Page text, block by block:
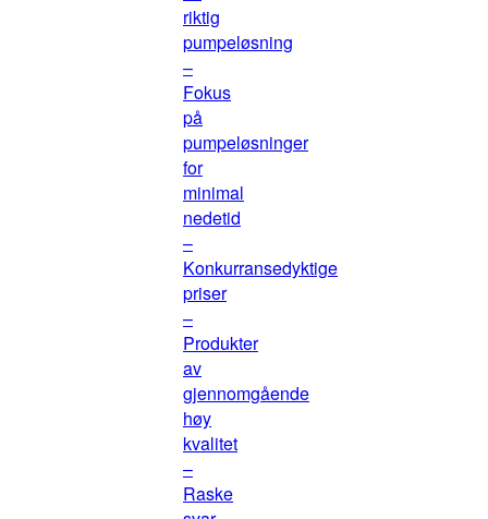
riktig
pumpeløsning
–
Fokus
på
pumpeløsninger
for
minimal
nedetid
–
Konkurransedyktige
priser
–
Produkter
av
gjennomgående
høy
kvalitet
–
Raske